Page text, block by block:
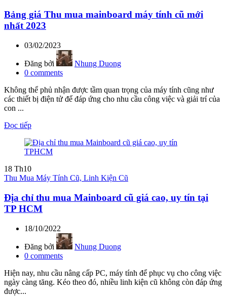
Bảng giá Thu mua mainboard máy tính cũ mới
nhất 2023
03/02/2023
Đăng bởi
Nhung Duong
0 comments
Không thể phủ nhận được tầm quan trọng của máy tính cũng như
các thiết bị điện tử để đáp ứng cho nhu cầu công việc và giải trí của
con ...
Đọc tiếp
18 Th10
Thu Mua Máy Tính Cũ, Linh Kiện Cũ
Địa chỉ thu mua Mainboard cũ giá cao, uy tín tại
TP HCM
18/10/2022
Đăng bởi
Nhung Duong
0 comments
Hiện nay, nhu cầu nâng cấp PC, máy tính để phục vụ cho công việc
ngày càng tăng. Kéo theo đó, nhiều linh kiện cũ không còn đáp ứng
được...